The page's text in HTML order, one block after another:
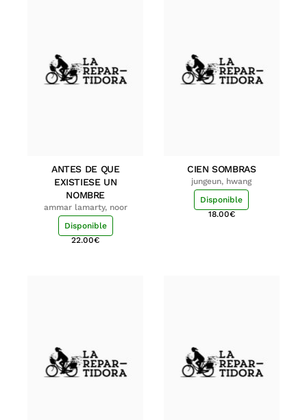
ANTES DE QUE
EXISTIESE UN
NOMBRE
ammar lamarty, noor
Disponible
22.00€
CIEN SOMBRAS
jungeun, hwang
Disponible
18.00€